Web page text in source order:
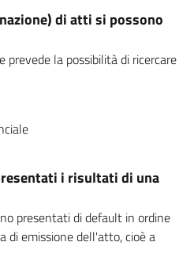
di atti si possono
prevede la possibilità di ricercare
i risultati di una
presentati di default in ordine
di emissione dell'atto, cioè a